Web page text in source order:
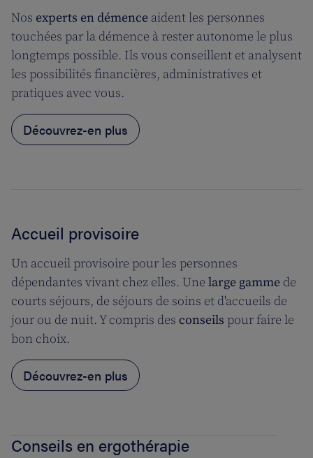
Nos experts en démence aident les personnes
touchées par la démence à rester autonome le plus
longtemps possible. Ils vous conseillent et analysent
les possibilités financières, administratives et
pratiques avec vous.
Découvrez-en plus
Accueil provisoire
Un accueil provisoire pour les personnes
dépendantes vivant chez elles. Une large gamme de
courts séjours, de séjours de soins et d'accueils de
jour ou de nuit. Y compris des conseils pour faire le
bon choix.
Découvrez-en plus
Conseils en ergothérapie